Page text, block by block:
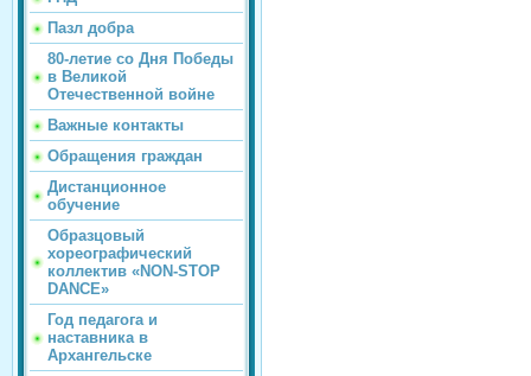
Пазл добра
80-летие со Дня Победы
в Великой
Отечественной войне
Важные контакты
Обращения граждан
Дистанционное
обучение
Образцовый
хореографический
коллектив «NON-STOP
DANCE»
Год педагога и
наставника в
Архангельске